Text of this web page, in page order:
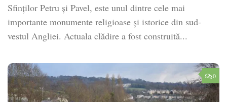
Sfinților Petru și Pavel, este unul dintre cele mai
importante monumente religioase și istorice din sud-
vestul Angliei. Actuala clădire a fost construită...
0